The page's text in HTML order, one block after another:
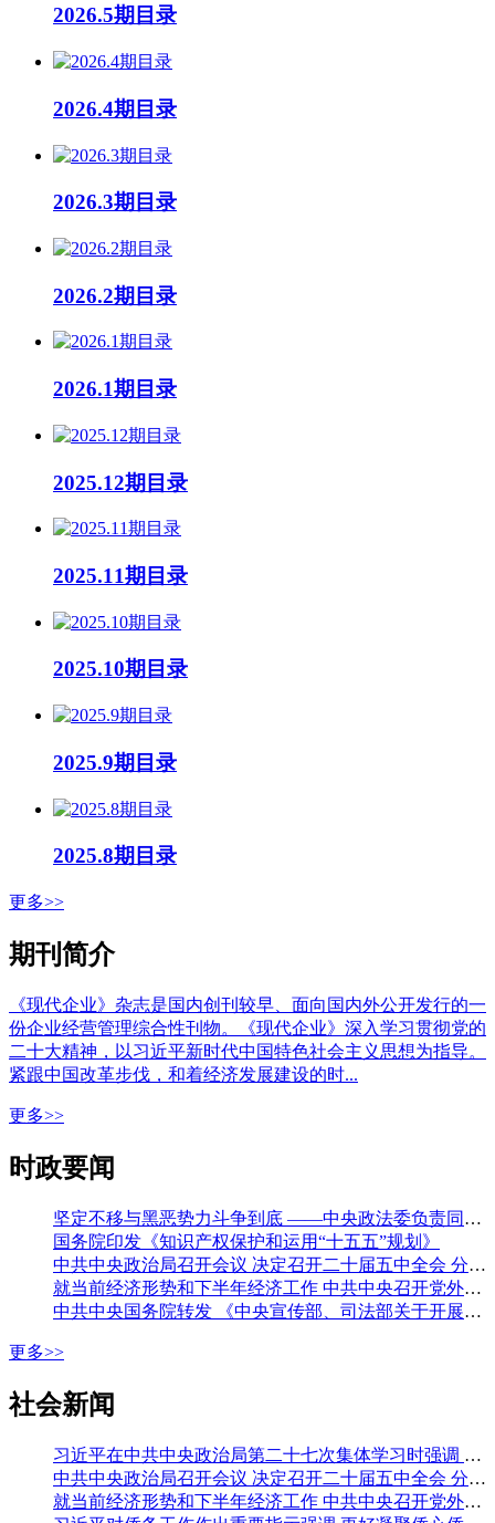
2026.5期目录
2026.4期目录
2026.3期目录
2026.2期目录
2026.1期目录
2025.12期目录
2025.11期目录
2025.10期目录
2025.9期目录
2025.8期目录
更多>>
期刊简介
《现代企业》杂志是国内创刊较早、面向国内外公开发行的一
份企业经营管理综合性刊物。《现代企业》深入学习贯彻党的
二十大精神，以习近平新时代中国特色社会主义思想为指导。
紧跟中国改革步伐，和着经济发展建设的时...
更多>>
时政要闻
坚定不移与黑恶势力斗争到底 ——中央政法委负责同志就开展深化扫黑除恶专项斗争有关问题答记者问
国务院印发《知识产权保护和运用“十五五”规划》
中共中央政治局召开会议 决定召开二十届五中全会 分析研究当前经济形势和经济工作 中共中央总书记习近平主持会议
就当前经济形势和下半年经济工作 中共中央召开党外人士座谈会 习近平主持并发表重要讲话 李强通报有关情况 王沪宁蔡奇丁薛祥出席
中共中央国务院转发 《中央宣传部、司法部关于开展法治宣传教育的第九个五年规划（二〇二六—二〇三〇年）》
更多>>
社会新闻
习近平在中共中央政治局第二十七次集体学习时强调 强化政治引领 深化创新发展 高质量推进国防和军队现代化
中共中央政治局召开会议 决定召开二十届五中全会 分析研究当前经济形势和经济工作 中共中央总书记习近平主持会议
就当前经济形势和下半年经济工作 中共中央召开党外人士座谈会 习近平主持并发表重要讲话 李强通报有关情况 王沪宁蔡奇丁薛祥出席